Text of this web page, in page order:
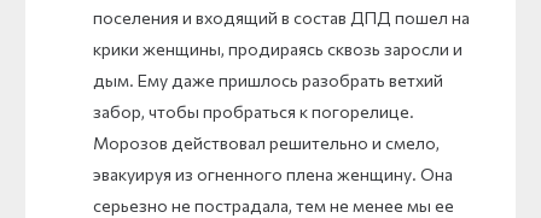
поселения и входящий в состав ДПД пошел на
крики женщины, продираясь сквозь заросли и
дым. Ему даже пришлось разобрать ветхий
забор, чтобы пробраться к погорелице.
Морозов действовал решительно и смело,
эвакуируя из огненного плена женщину. Она
серьезно не пострадала, тем не менее мы ее